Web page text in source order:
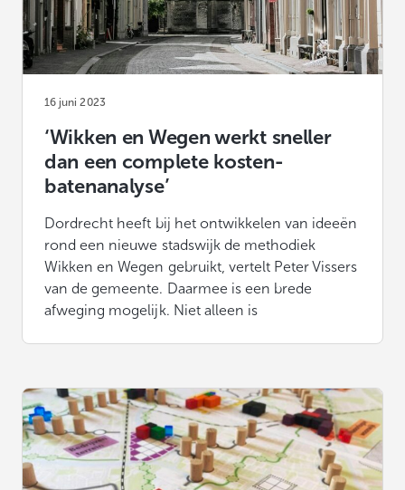
16 juni 2023
‘Wikken en Wegen werkt sneller
dan een complete kosten-
batenanalyse’
Dordrecht heeft bij het ontwikkelen van ideeën
rond een nieuwe stadswijk de methodiek
Wikken en Wegen gebruikt, vertelt Peter Vissers
van de gemeente. Daarmee is een brede
afweging mogelijk. Niet alleen is